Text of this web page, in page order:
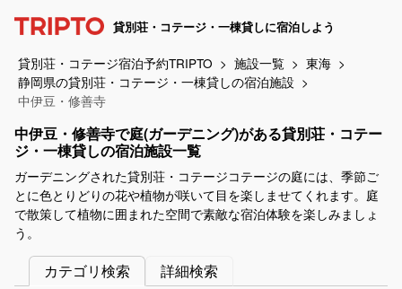
貸別荘・コテージ・一棟貸しに宿泊しよう
貸別荘・コテージ宿泊予約TRIPTO 施設一覧
東海
静岡県の貸別荘・コテージ・一棟貸しの宿泊施設
中伊豆・修善寺
中伊豆・修善寺で庭(ガーデニング)がある貸別荘・コテー
ジ・一棟貸しの宿泊施設一覧
ガーデニングされた貸別荘・コテージコテージの庭には、季節ご
とに色とりどりの花や植物が咲いて目を楽しませてくれます。庭
で散策して植物に囲まれた空間で素敵な宿泊体験を楽しみましょ
う。
カテゴリ検索
詳細検索